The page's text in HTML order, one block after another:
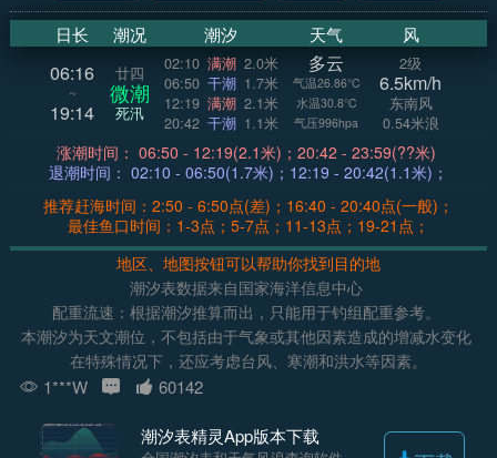
日长 潮况 潮汐 天气 风
06:16
~
19:14
廿四
微潮
死汛
02:10 满潮 2.0米
06:50 干潮 1.7米
12:19 满潮 2.1米
20:42 干潮 1.1米
多云
气温26.86°C
水温30.8°C
气压996hpa
2级
6.5km/h
东南风
0.54米浪
涨潮时间： 06:50 - 12:19(2.1米)；20:42 - 23:59(??米)
退潮时间： 02:10 - 06:50(1.7米)；12:19 - 20:42(1.1米)；
推荐赶海时间：2:50 - 6:50点(差)；16:40 - 20:40点(一般)；
最佳鱼口时间：1-3点；5-7点；11-13点；19-21点；
地区、地图按钮可以帮助你找到目的地
潮汐表数据来自国家海洋信息中心
配重流速：根据潮汐推算而出，只能用于钓组配重参考。
本潮汐为天文潮位，不包括由于气象或其他因素造成的增减水变化
在特殊情况下，还应考虑台风、寒潮和洪水等因素。
1***W 60142
潮汐表精灵App版本下载